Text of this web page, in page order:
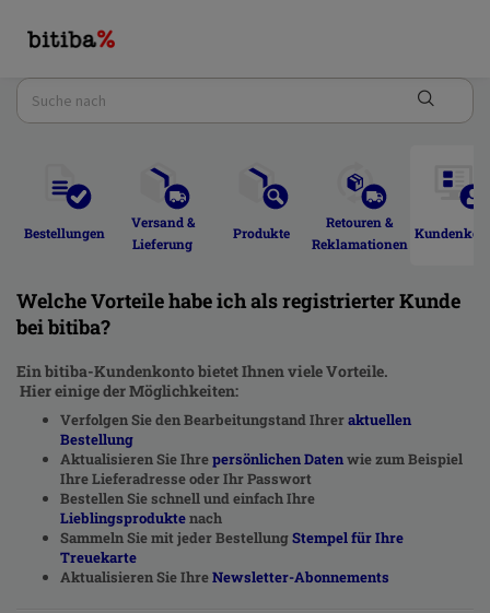
Bestellungen
Versand &
Lieferung
Produkte
Retouren &
Reklamationen
Welche Vorteile habe ich als registrierter Kunde
bei bitiba?
Ein bitiba-Kundenkonto bietet Ihnen viele Vorteile.
Hier einige der Möglichkeiten:
Verfolgen Sie den Bearbeitungstand Ihreraktuellen
Bestellung
Aktualisieren Sie Ihrepersönlichen Datenwie zum Beispiel
Ihre Lieferadresse oder Ihr Passwort
Bestellen Sie schnell und einfach Ihre
Lieblingsproduktenach
Sammeln Sie mit jeder BestellungStempel für Ihre
Treuekarte
Aktualisieren Sie IhreNewsletter-Abonnements